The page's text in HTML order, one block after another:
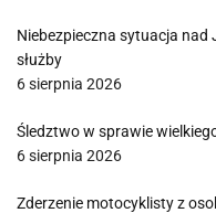
Niebezpieczna sytuacja
służby
6 sierpnia 2026
Śledztwo w sprawie
6 sierpnia 2026
Zderzenie motocyklisty z